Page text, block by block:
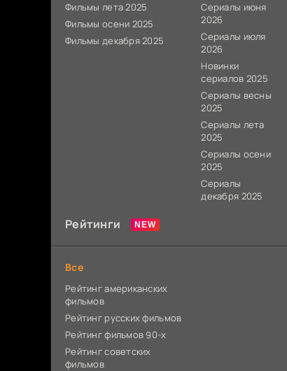
Фильмы лета 2025
Фильмы осени 2025
Фильмы декабря 2025
Сериалы июня
2026
Сериалы июля
2026
Новинки
сериалов 2025
Сериалы весны
2025
Сериалы лета
2025
Сериалы осени
2025
Сериалы
декабря 2025
Рейтинги
Все
Рейтинг американских
фильмов
Рейтинг русских фильмов
Рейтинг фильмов 90-х
Рейтинг советских
фильмов